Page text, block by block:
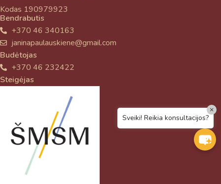
Kodas 190979923
Bendrabutis
+370 46 340163
janinapaulauskiene@gmail.com
Budėtojas
+370 46 232422
Steigėjas
Sveiki! Reikia konsultacijos?
×